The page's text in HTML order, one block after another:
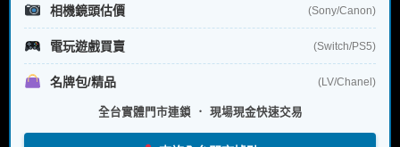
相機鏡頭估價 (Sony/Canon)
電玩遊戲買賣 (Switch/PS5)
名牌包/精品 (LV/Chanel)
全台實體門市連鎖 ． 現場現金快速交易